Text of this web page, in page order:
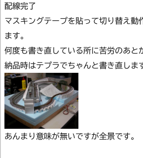
配線完了
マスキングテープを貼って切り替え動
ます。
何度も書き直している所に苦労のあと
納品時はテプラでちゃんと書き直しま
あんまり意味が無いですが全景です。